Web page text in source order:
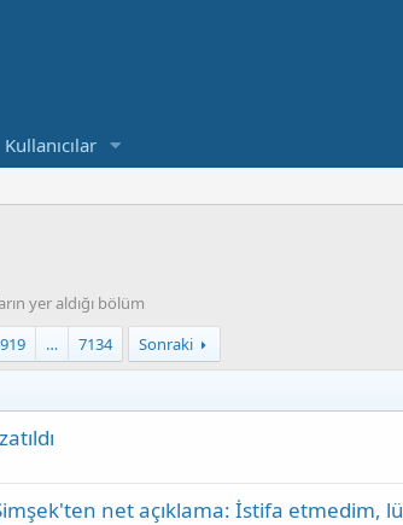
Kullanıcılar
yer aldığı bölüm
… 7134 Sonraki
net açıklama: İstifa etmedim,